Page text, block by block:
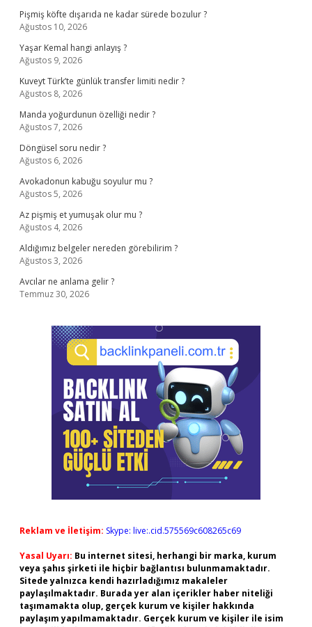
Pişmiş köfte dışarıda ne kadar sürede bozulur ?
Ağustos 10, 2026
Yaşar Kemal hangi anlayış ?
Ağustos 9, 2026
Kuveyt Türk’te günlük transfer limiti nedir ?
Ağustos 8, 2026
Manda yoğurdunun özelliği nedir ?
Ağustos 7, 2026
Döngüsel soru nedir ?
Ağustos 6, 2026
Avokadonun kabuğu soyulur mu ?
Ağustos 5, 2026
Az pişmiş et yumuşak olur mu ?
Ağustos 4, 2026
Aldığımız belgeler nereden görebilirim ?
Ağustos 3, 2026
Avcılar ne anlama gelir ?
Temmuz 30, 2026
Reklam ve İletişim: Skype: live:.cid.575569c608265c69
Yasal Uyarı: Bu internet sitesi, herhangi bir marka, kurum
veya şahıs şirketi ile hiçbir bağlantısı bulunmamaktadır.
Sitede yalnızca kendi hazırladığımız makaleler
paylaşılmaktadır. Burada yer alan içerikler haber niteliği
taşımamakta olup, gerçek kurum ve kişiler hakkında
paylaşım yapılmamaktadır. Gerçek kurum ve kişiler ile isim